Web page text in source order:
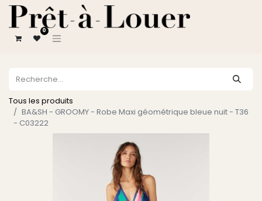
0
Tous les produits
BA&SH - GROOMY - Robe Maxi géométrique bleue nuit - T36
- C03222